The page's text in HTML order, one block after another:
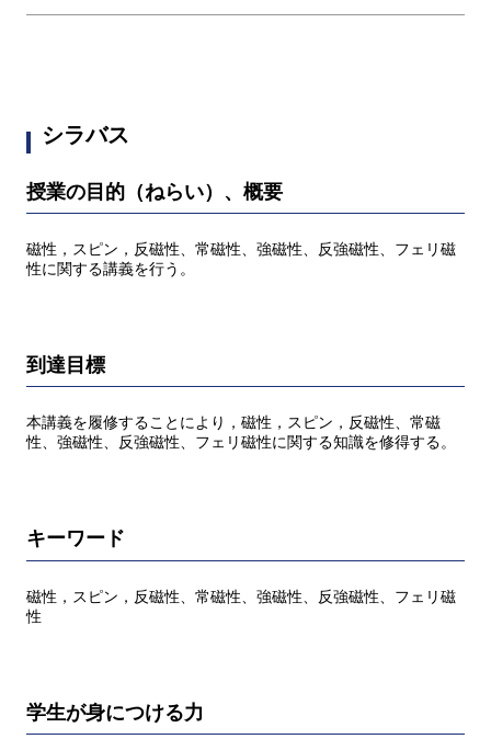
シラバス
授業の目的（ねらい）、概要
磁性，スピン，反磁性、常磁性、強磁性、反強磁性、フェリ磁
性に関する講義を行う。
到達目標
本講義を履修することにより，磁性，スピン，反磁性、常磁
性、強磁性、反強磁性、フェリ磁性に関する知識を修得する。
キーワード
磁性，スピン，反磁性、常磁性、強磁性、反強磁性、フェリ磁
性
学生が身につける力